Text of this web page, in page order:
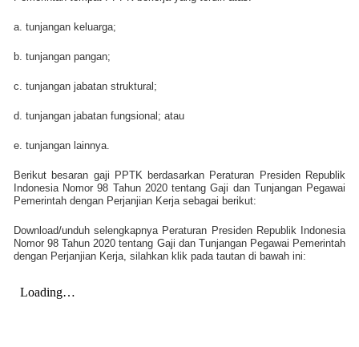
a. tunjangan keluarga;
b. tunjangan pangan;
c. tunjangan jabatan struktural;
d. tunjangan jabatan fungsional; atau
e. tunjangan lainnya.
Berikut besaran gaji PPTK berdasarkan Peraturan Presiden Republik
Indonesia Nomor 98 Tahun 2020 tentang Gaji dan Tunjangan Pegawai
Pemerintah dengan Perjanjian Kerja sebagai berikut:
Download/unduh selengkapnya Peraturan Presiden Republik Indonesia
Nomor 98 Tahun 2020 tentang Gaji dan Tunjangan Pegawai Pemerintah
dengan Perjanjian Kerja, silahkan klik pada tautan di bawah ini: